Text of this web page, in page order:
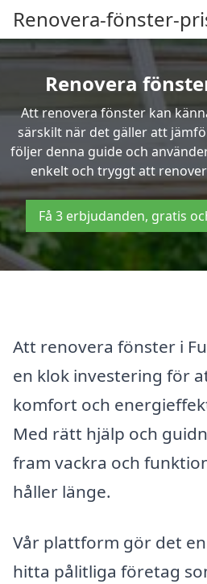
Renovera-fönster-
Renovera
Att renovera fönster kan
särskilt när det gäller att
följer denna guide och
enkelt och tryggt att
Få 3 erbjudanden, gratis
Att renovera fönster i
en klok investering för
komfort och
Med rätt hjälp och
fram vackra och
håller länge.
Vår plattform gör det
hitta pålitliga företag